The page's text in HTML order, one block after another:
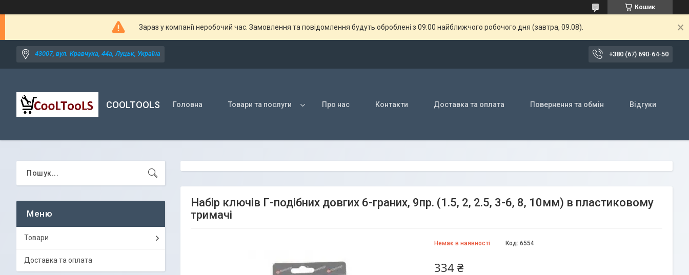
Кошик
Зараз у компанії неробочий час. Замовлення та повідомлення будуть оброблені з 09:00 найближчого робочого дня (завтра, 09.08).
43007, вул. Кравчука, 44а, Луцьк, Україна +380 (67) 690-64-50
COOLTOOLS Головна Товари та послуги Про нас Контакти Доставка та оплата Повернення та обмін Відгуки
Набір ключів Г-подібних довгих 6-граних, 9пр. (1.5, 2, 2.5, 3-6, 8, 10мм) в пластиковому
тримачі
Немає в наявності Код: 6554
334 ₴
Товари
Доставка та оплата